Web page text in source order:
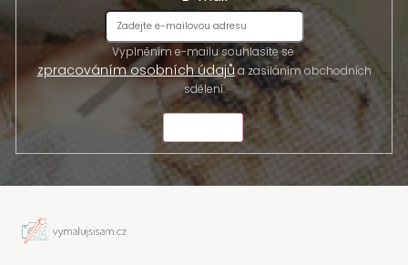
Vyplněním e-mailu souhlasíte se
zpracováním osobních údajůa zasíláním obchodních
sdělení.